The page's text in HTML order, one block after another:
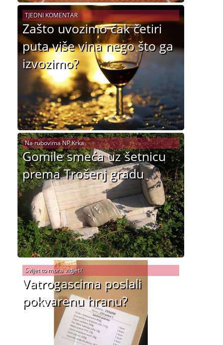
Zašto uvozimo čak četiri
puta više vina nego što ga
izvozimo?
TJEDNI KOMENTAR
Gomile smeća uz šetnicu
prema Trošenj gradu
Na rubovima NP Krka
Vatrogascima poslali
pokvarenu hranu?
Svijet to mora vidjeti!